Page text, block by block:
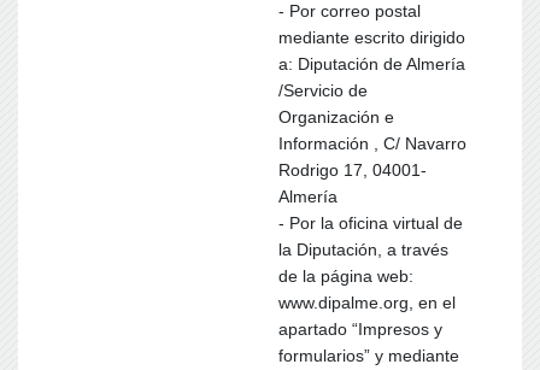
- Por correo postal
mediante escrito dirigido
a: Diputación de Almería
/Servicio de
Organización e
Información , C/ Navarro
Rodrigo 17, 04001-
Almería
- Por la oficina virtual de
la Diputación, a través
de la página web:
www.dipalme.org, en el
apartado “Impresos y
formularios” y mediante